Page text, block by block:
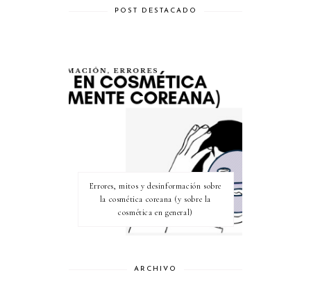
POST DESTACADO
Errores, mitos y desinformación sobre
la cosmética coreana (y sobre la
cosmética en general)
ARCHIVO